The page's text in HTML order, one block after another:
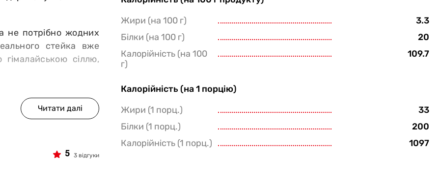
Жири (на 100 г)
3.3
Білки (на 100 г)
20
Калорійність (на 100
г)
109.7
Калорійність (на 1 порцію)
Жири (1 порц.)
33
Білки (1 порц.)
200
Калорійність (1 порц.)
1097
не потрібно жодних
стейка вже
сіллю,
Рібай — medium.
2,5 хвилин з
5 3 відгуки